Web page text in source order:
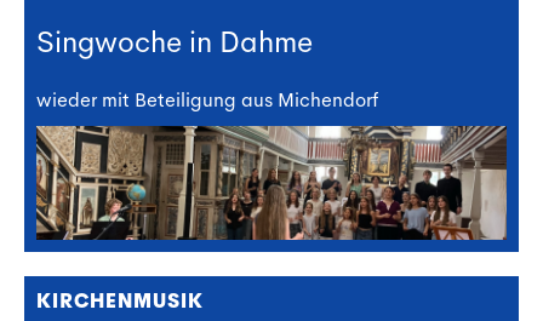
Singwoche in Dahme
wieder mit Beteiligung aus Michendorf
KIRCHENMUSIK